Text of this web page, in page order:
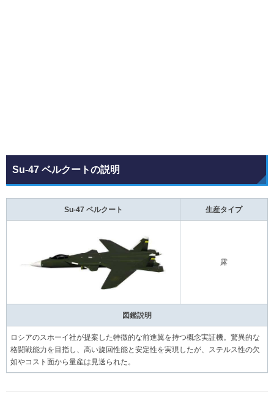
Su-47 ベルクートの説明
Su-47 ベルクート 生産タイプ
露
図鑑説明
ロシアのスホーイ社が提案した特徴的な前進翼を持つ概念実証機。驚異的な
格闘戦能力を目指し、高い旋回性能と安定性を実現したが、ステルス性の欠
如やコスト面から量産は見送られた。